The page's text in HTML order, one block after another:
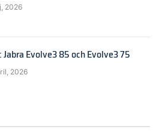
2026
Jabra Evolve3 85 och Evolve3 75
2026